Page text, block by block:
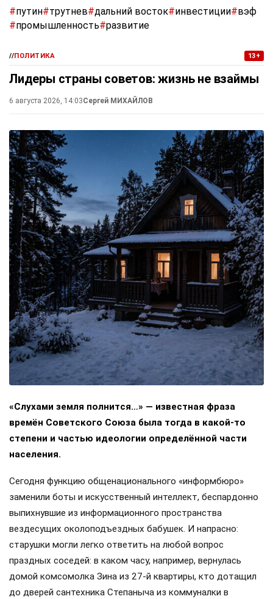
#путин#трутнев#дальний восток#инвестиции#вэф
#промышленность#развитие
//ПОЛИТИКА 13+
Лидеры страны советов: жизнь не взаймы
6 августа 2026, 14:03Сергей МИХАЙЛОВ
«Слухами земля полнится…» — известная фраза
времён Советского Союза была тогда в какой-то
степени и частью идеологии определённой части
населения.
Сегодня функцию общенационального «информбюро»
заменили боты и искусственный интеллект, беспардонно
выпихнувшие из информационного пространства
вездесущих околоподъездных бабушек. И напрасно:
старушки могли легко ответить на любой вопрос
праздных соседей: в каком часу, например, вернулась
домой комсомолка Зина из 27-й квартиры, кто дотащил
до дверей сантехника Степаныча из коммуналки в